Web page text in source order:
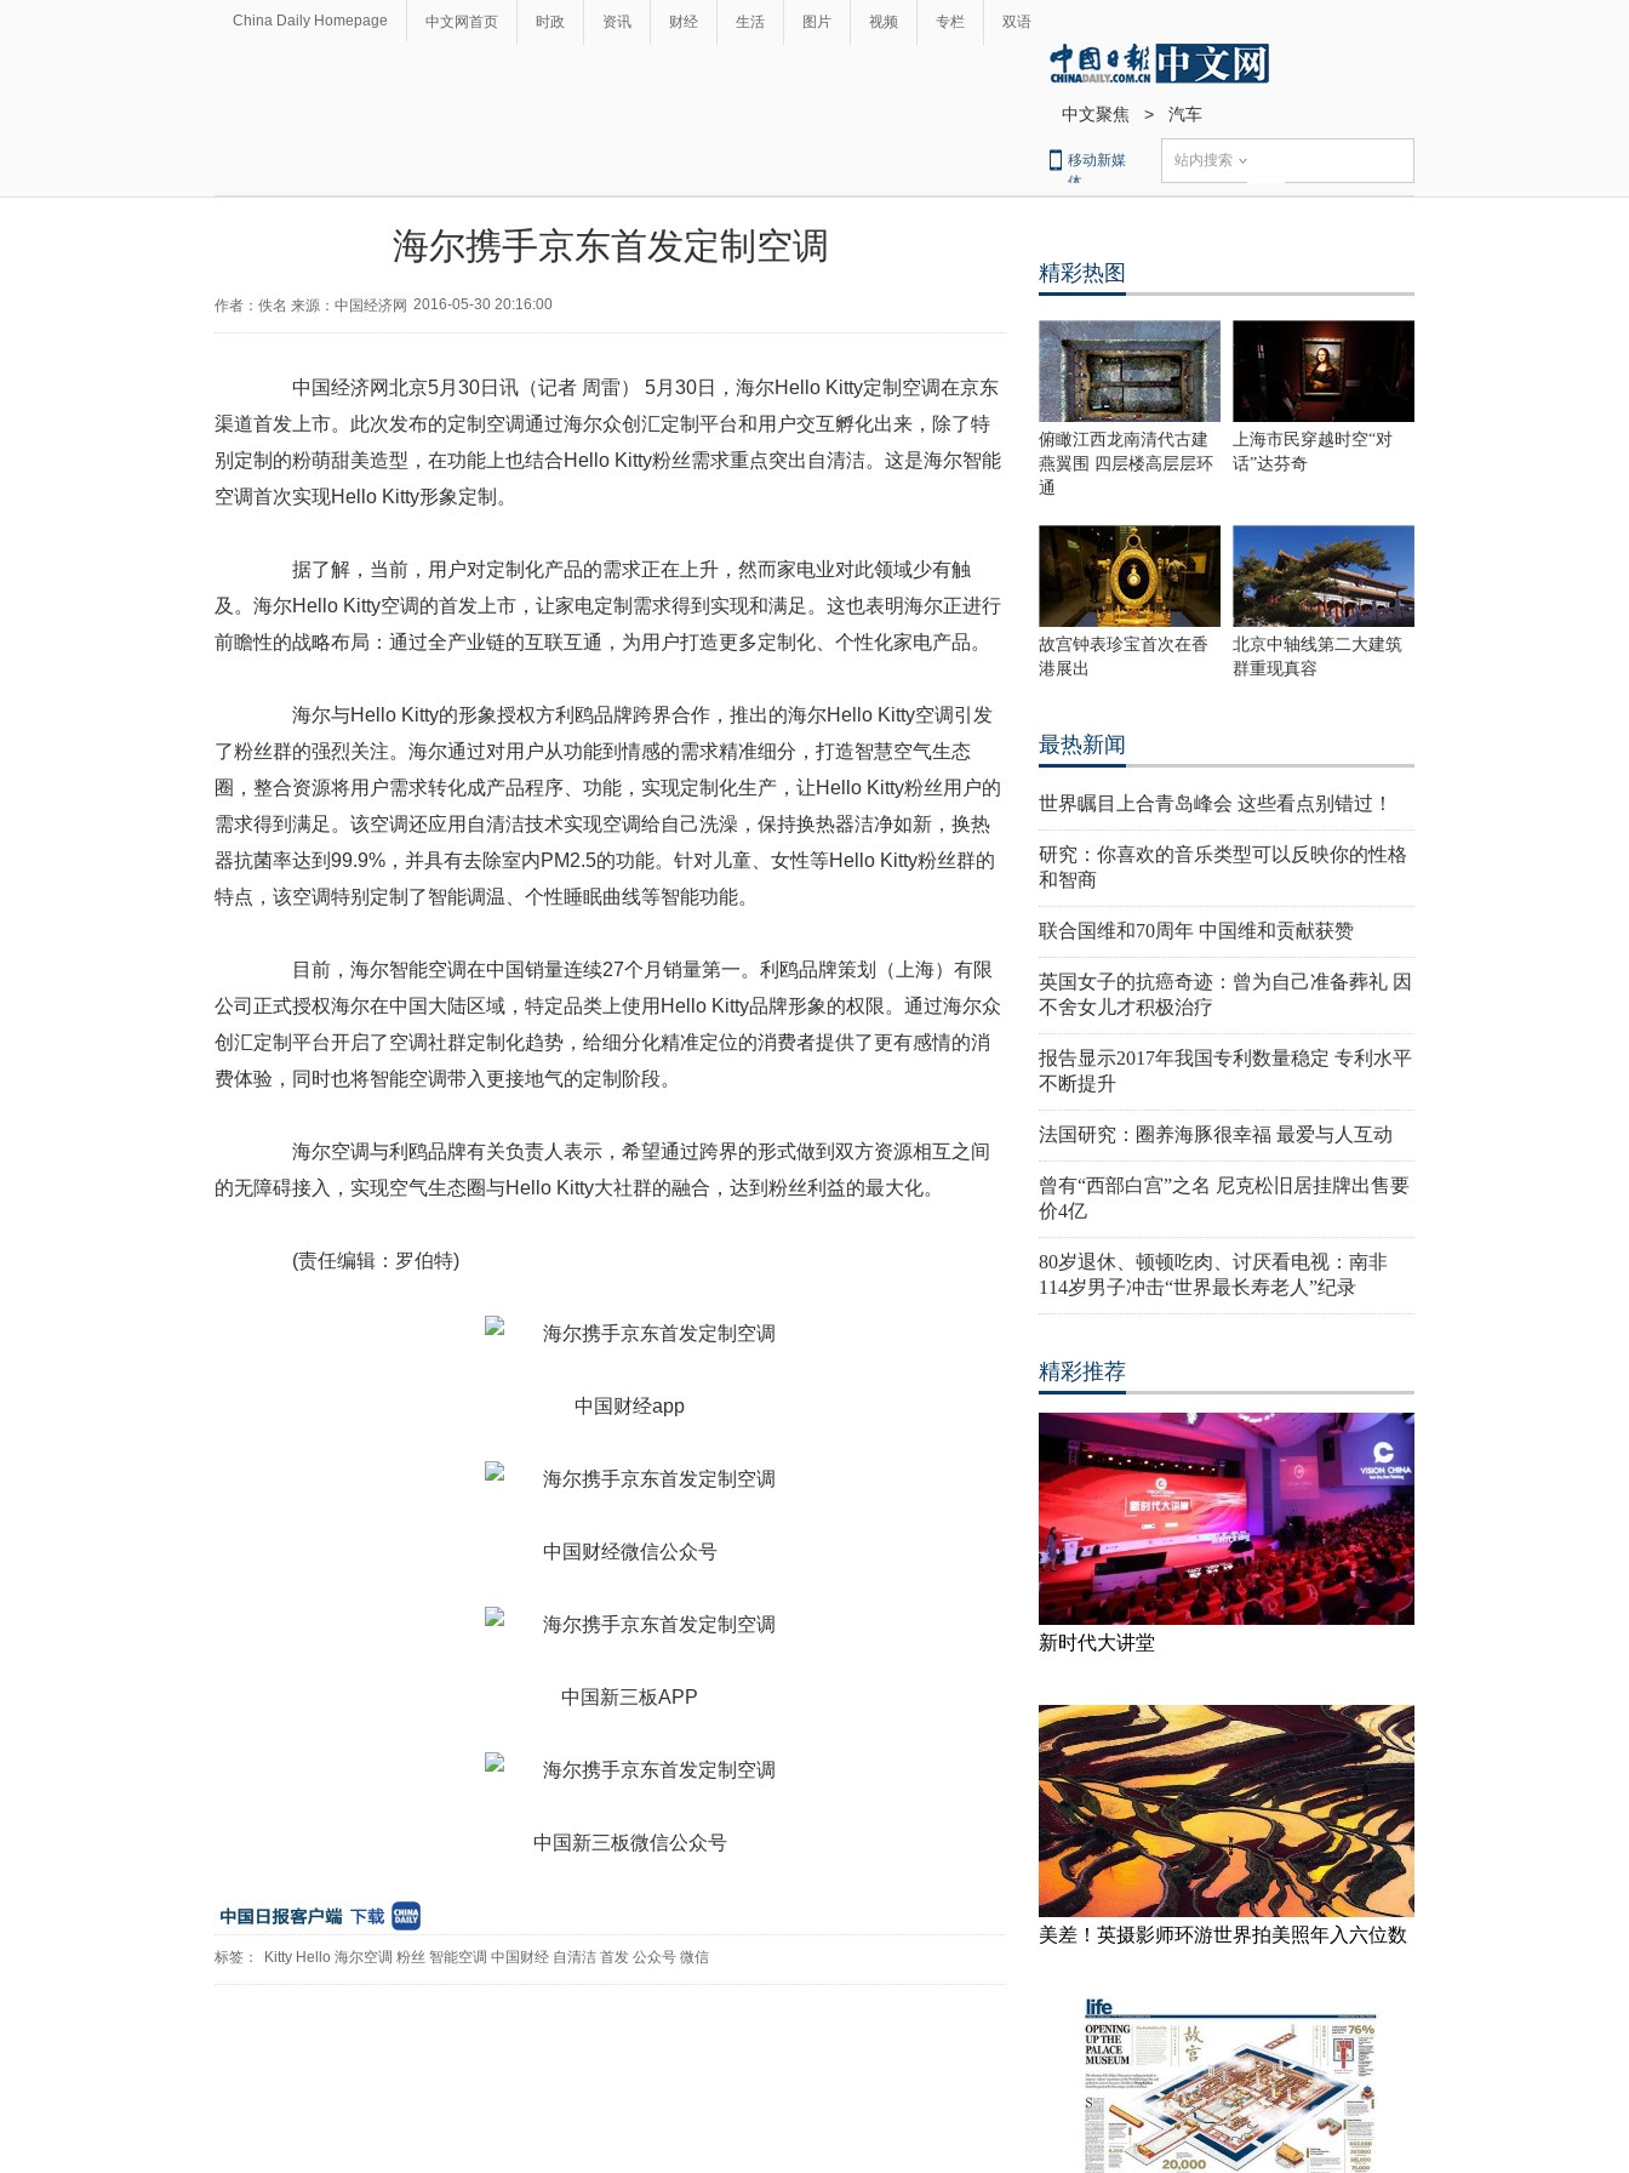
China Daily Homepage 中文网首页 时政 资讯 财经 生活 图片 视频 专栏 双语
中文聚焦 > 汽车
移动新媒
体
站内搜索
海尔携手京东首发定制空调
作者：佚名 来源：中国经济网 2016-05-30 20:16:00
中国经济网北京5月30日讯（记者 周雷） 5月30日，海尔Hello Kitty定制空调在京东
渠道首发上市。此次发布的定制空调通过海尔众创汇定制平台和用户交互孵化出来，除了特
别定制的粉萌甜美造型，在功能上也结合Hello Kitty粉丝需求重点突出自清洁。这是海尔智能
空调首次实现Hello Kitty形象定制。
据了解，当前，用户对定制化产品的需求正在上升，然而家电业对此领域少有触
及。海尔Hello Kitty空调的首发上市，让家电定制需求得到实现和满足。这也表明海尔正进行
前瞻性的战略布局：通过全产业链的互联互通，为用户打造更多定制化、个性化家电产品。
海尔与Hello Kitty的形象授权方利鸥品牌跨界合作，推出的海尔Hello Kitty空调引发
了粉丝群的强烈关注。海尔通过对用户从功能到情感的需求精准细分，打造智慧空气生态
圈，整合资源将用户需求转化成产品程序、功能，实现定制化生产，让Hello Kitty粉丝用户的
需求得到满足。该空调还应用自清洁技术实现空调给自己洗澡，保持换热器洁净如新，换热
器抗菌率达到99.9%，并具有去除室内PM2.5的功能。针对儿童、女性等Hello Kitty粉丝群的
特点，该空调特别定制了智能调温、个性睡眠曲线等智能功能。
目前，海尔智能空调在中国销量连续27个月销量第一。利鸥品牌策划（上海）有限
公司正式授权海尔在中国大陆区域，特定品类上使用Hello Kitty品牌形象的权限。通过海尔众
创汇定制平台开启了空调社群定制化趋势，给细分化精准定位的消费者提供了更有感情的消
费体验，同时也将智能空调带入更接地气的定制阶段。
海尔空调与利鸥品牌有关负责人表示，希望通过跨界的形式做到双方资源相互之间
的无障碍接入，实现空气生态圈与Hello Kitty大社群的融合，达到粉丝利益的最大化。
(责任编辑：罗伯特)
中国财经app
中国财经微信公众号
中国新三板APP
中国新三板微信公众号
标签： Kitty Hello 海尔空调 粉丝 智能空调 中国财经 自清洁 首发 公众号 微信
精彩热图
俯瞰江西龙南清代古建
燕翼围 四层楼高层层环
通
上海市民穿越时空“对
话”达芬奇
故宫钟表珍宝首次在香
港展出
北京中轴线第二大建筑
群重现真容
最热新闻
世界瞩目上合青岛峰会 这些看点别错过！
研究：你喜欢的音乐类型可以反映你的性格
和智商
联合国维和70周年 中国维和贡献获赞
英国女子的抗癌奇迹：曾为自己准备葬礼 因
不舍女儿才积极治疗
报告显示2017年我国专利数量稳定 专利水平
不断提升
法国研究：圈养海豚很幸福 最爱与人互动
曾有“西部白宫”之名 尼克松旧居挂牌出售要
价4亿
80岁退休、顿顿吃肉、讨厌看电视：南非
114岁男子冲击“世界最长寿老人”纪录
精彩推荐
新时代大讲堂
美差！英摄影师环游世界拍美照年入六位数